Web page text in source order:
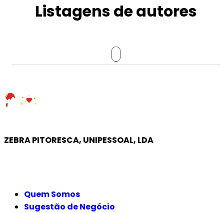
Listagens de autores
ZEBRA PITORESCA, UNIPESSOAL, LDA
Quem Somos
Sugestão de Negócio